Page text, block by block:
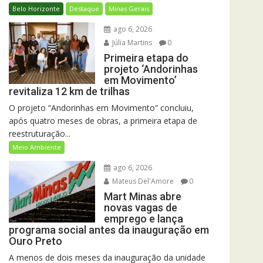
Belo Horizonte Destaque Minas Gerais
ago 6, 2026
Júlia Martins
0
Primeira etapa do
projeto ‘Andorinhas
em Movimento’
revitaliza 12 km de trilhas
O projeto “Andorinhas em Movimento” concluiu,
após quatro meses de obras, a primeira etapa de
reestruturação...
Meio Ambiente
ago 6, 2026
Mateus Del'Amore
0
Mart Minas abre
novas vagas de
emprego e lança
programa social antes da inauguração em
Ouro Preto
A menos de dois meses da inauguração da unidade